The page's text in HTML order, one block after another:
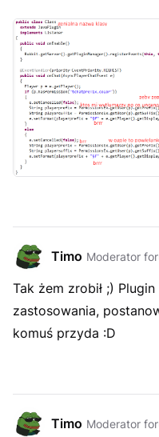
Timo Moderator
Tak żem zrobił ;)
zastosowania,
komuś przyda :D
Timo Moderator